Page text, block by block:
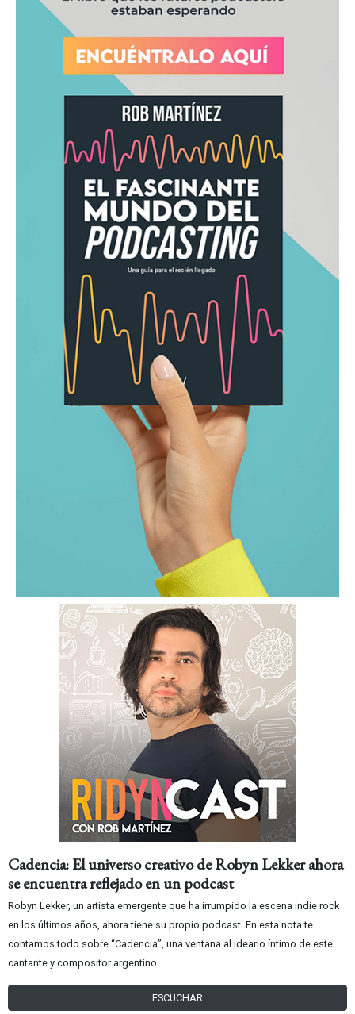
Cadencia: El universo creativo de Robyn Lekker ahora
se encuentra reflejado en un podcast
Robyn Lekker, un artista emergente que ha irrumpido la escena indie rock
en los últimos años, ahora tiene su propio podcast. En esta nota te
contamos todo sobre “Cadencia”, una ventana al ideario íntimo de este
cantante y compositor argentino.
ESCUCHAR